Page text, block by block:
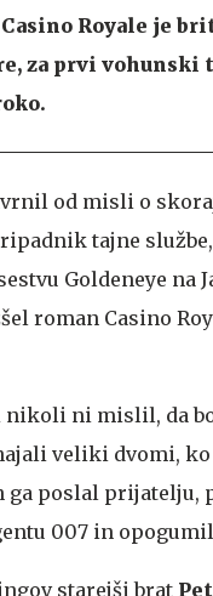
Royale je
za prvi
od misli o
tajne
Goldeneye na
roman Casino
ni mislil, da
veliki dvomi,
ga poslal prijatelju,
007 in
starejši brat